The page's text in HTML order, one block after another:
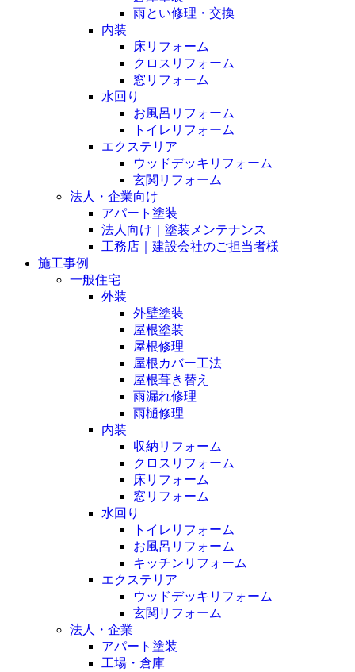
雨とい修理・交換
内装
床リフォーム
クロスリフォーム
窓リフォーム
水回り
お風呂リフォーム
トイレリフォーム
エクステリア
ウッドデッキリフォーム
玄関リフォーム
法人・企業向け
アパート塗装
法人向け｜塗装メンテナンス
工務店｜建設会社のご担当者様
施工事例
一般住宅
外装
外壁塗装
屋根塗装
屋根修理
屋根カバー工法
屋根葺き替え
雨漏れ修理
雨樋修理
内装
収納リフォーム
クロスリフォーム
床リフォーム
窓リフォーム
水回り
トイレリフォーム
お風呂リフォーム
キッチンリフォーム
エクステリア
ウッドデッキリフォーム
玄関リフォーム
法人・企業
アパート塗装
工場・倉庫